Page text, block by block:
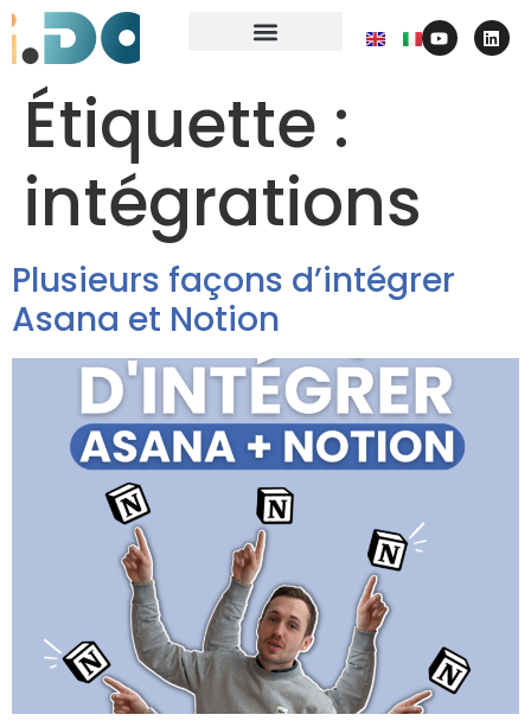
Étiquette :
intégrations
Plusieurs façons d’intégrer
Asana et Notion